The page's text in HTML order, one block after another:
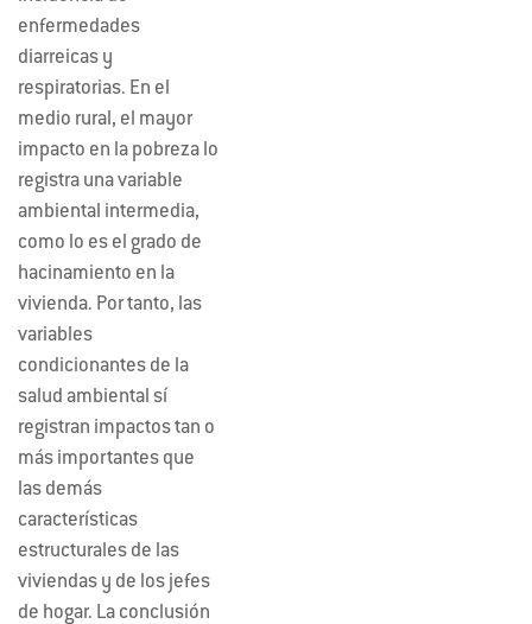
enfermedades
diarreicas y
respiratorias. En el
medio rural, el mayor
impacto en la pobreza lo
registra una variable
ambiental intermedia,
como lo es el grado de
hacinamiento en la
vivienda. Por tanto, las
variables
condicionantes de la
salud ambiental sí
registran impactos tan o
más importantes que
las demás
características
estructurales de las
viviendas y de los jefes
de hogar. La conclusión